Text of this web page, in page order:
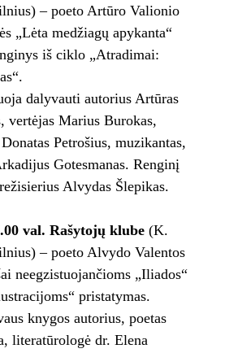
– poeto Artūro Valionio
„Lėta medžiagų apykanta“
iš ciklo „Atradimai:
dalyvauti autorius Artūras
vertėjas Marius Burokas,
Petrošius, muzikantas,
Gotesmanas. Renginį
Alvydas Šlepikas.
val. Rašytojų klube(K.
– poeto Alvydo Valentos
neegzistuojančioms „Iliados“
pristatymas.
knygos autorius, poetas
literatūrologė dr. Elena